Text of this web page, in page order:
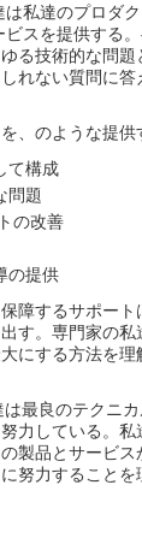
は私達のプロダ
スを提供する
る技術的な問題
れない質問に答
、のような提供
て構成
問題
の改善
の提供
障するサポート
す。専門家の私
にする方法を理
最良のテクニ
力している。私
製品とサービス
努力することを